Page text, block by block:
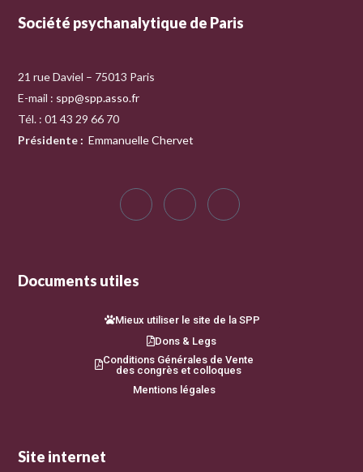
Société psychanalytique de Paris
21 rue Daviel – 75013 Paris
E-mail : spp@spp.asso.fr
Tél. : 01 43 29 66 70
Présidente : Emmanuelle Chervet
Documents utiles
Mieux utiliser le site de la SPP
Dons & Legs
Conditions Générales de Vente
des congrès et colloques
Mentions légales
Site internet